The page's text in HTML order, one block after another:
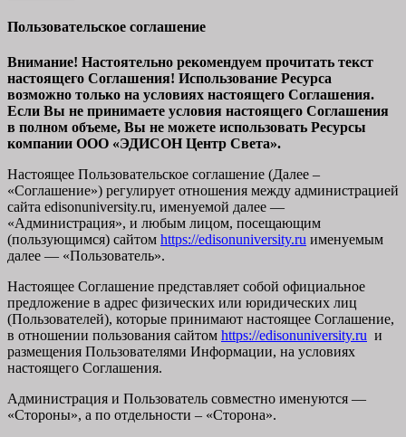
Пользовательское соглашение
Внимание! Настоятельно рекомендуем прочитать текст
настоящего Соглашения! Использование Ресурса
возможно только на условиях настоящего Соглашения.
Если Вы не принимаете условия настоящего Соглашения
в полном объеме, Вы не можете использовать Ресурсы
компании ООО «ЭДИСОН Центр Света».
Настоящее Пользовательское соглашение (Далее –
«Соглашение») регулирует отношения между администрацией
сайта edisonuniversity.ru, именуемой далее —
«Администрация», и любым лицом, посещающим
(пользующимся) сайтом https://edisonuniversity.ru именуемым
далее — «Пользователь».
Настоящее Соглашение представляет собой официальное
предложение в адрес физических или юридических лиц
(Пользователей), которые принимают настоящее Соглашение,
в отношении пользования сайтом https://edisonuniversity.ru и
размещения Пользователями Информации, на условиях
настоящего Соглашения.
Администрация и Пользователь совместно именуются —
«Стороны», а по отдельности – «Сторона».